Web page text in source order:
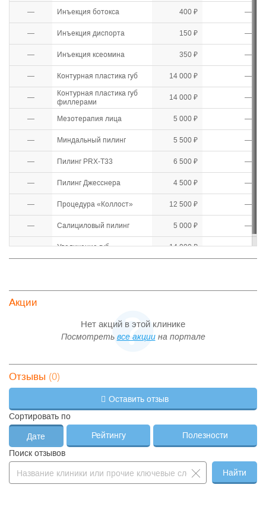
— Инъекция ботокса 400 ₽ —
— Инъекция диспорта 150 ₽ —
— Инъекция ксеомина 350 ₽ —
— Контурная пластика губ 14 000 ₽ —
—
Контурная пластика губ
филлерами
14 000 ₽ —
— Мезотерапия лица 5 000 ₽ —
— Миндальный пилинг 5 500 ₽ —
— Пилинг PRX-T33 6 500 ₽ —
— Пилинг Джесснера 4 500 ₽ —
— Процедура «Коллост» 12 500 ₽ —
— Салициловый пилинг 5 000 ₽ —
— Увеличение губ 14 000 ₽ —
Акции
Нет акций в этой клинике
Посмотреть все акциина портале
Отзывы (0)
Оставить отзыв
Сортировать по
Дате Рейтингу
Полезности
Поиск отзывов
Найти